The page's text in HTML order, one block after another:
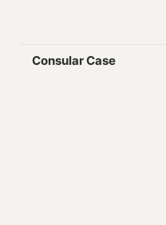
Consular Case